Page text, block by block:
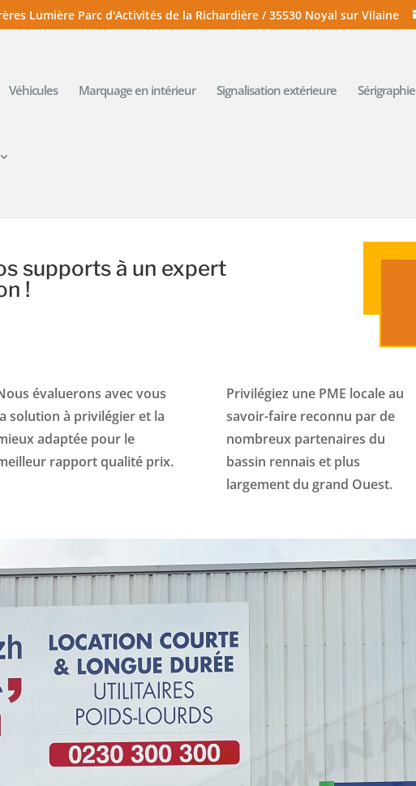
Lumière Parc d'Activités de la Richardière / 35530 Noyal sur Vilaine
Véhicules Marquage en intérieur Signalisation extérieure Sérigraphie
supports à un expert
!
évaluerons avec vous
solution à privilégier et la
adaptée pour le
rapport qualité prix.
Privilégiez une PME locale au
savoir-faire reconnu par de
nombreux partenaires du
bassin rennais et plus
largement du grand Ouest.